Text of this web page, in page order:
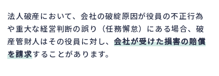
法人破産において、会社の破綻原因が役員の不正行為
や重大な経営判断の誤り（任務懈怠）にある場合、破
産管財人はその役員に対し、会社が受けた損害の賠償
を請求することがあります。